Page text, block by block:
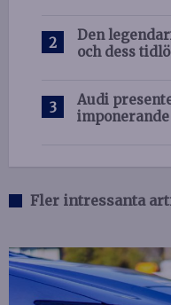
Den
och dess
Audi
Fler intressanta